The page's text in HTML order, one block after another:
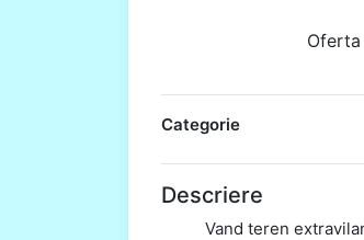
Categorie
Descriere
Vand teren extravilan